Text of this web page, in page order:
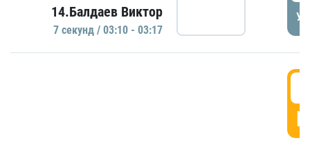
14.Балдаев Виктор
7 секунд / 03:10 - 03:17